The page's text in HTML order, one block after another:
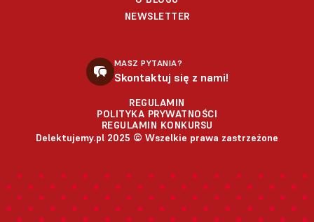
NEWSLETTER
MASZ PYTANIA?
Skontaktuj się z nami!
REGULAMIN
POLITYKA PRYWATNOŚCI
REGULAMIN KONKURSU
Delektujemy.pl 2025 © Wszelkie prawa zastrzeżone